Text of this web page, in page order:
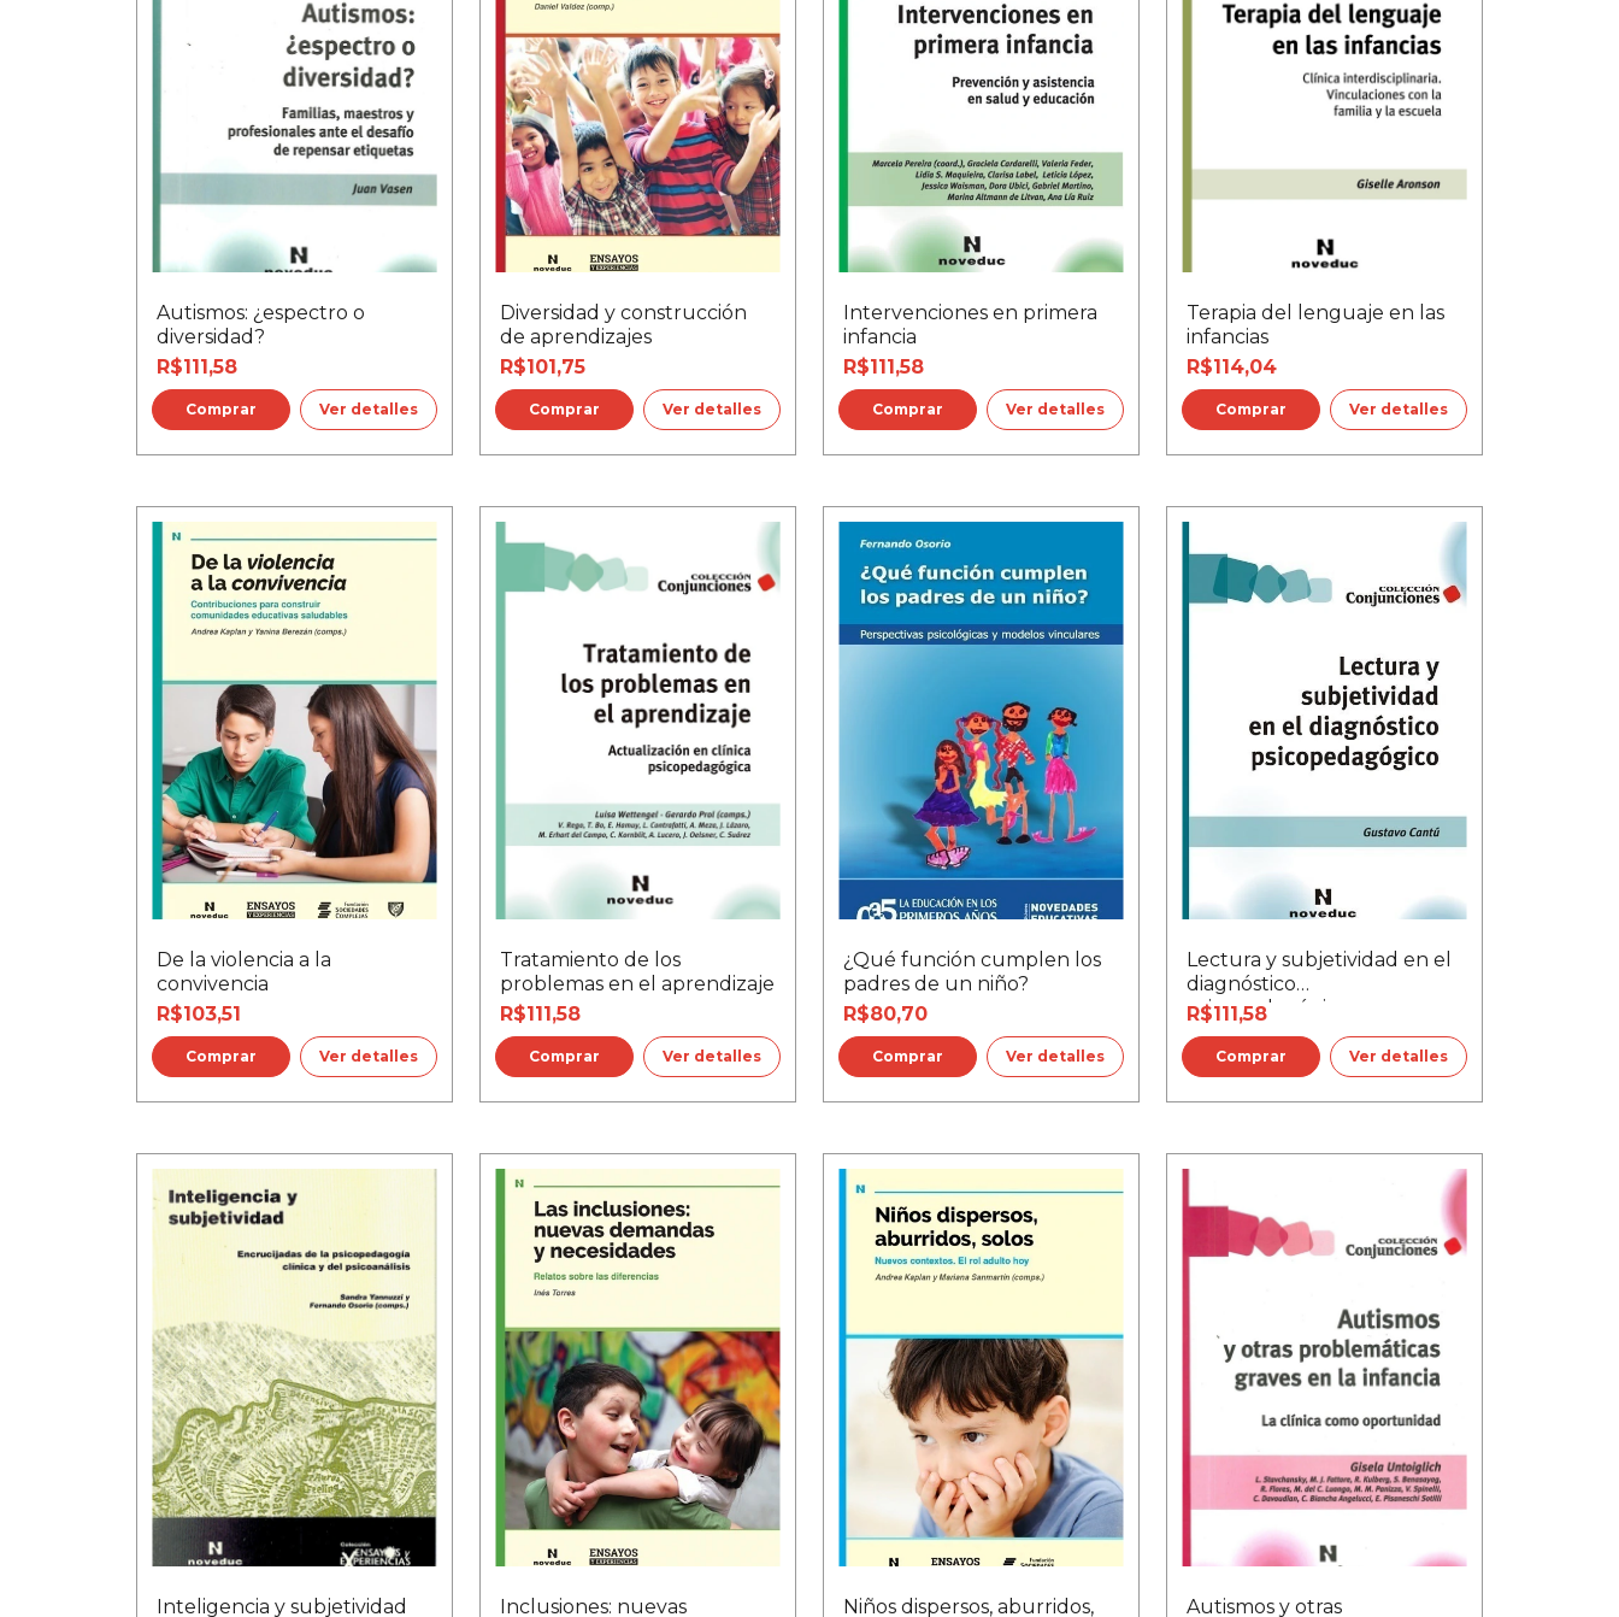
Autismos: ¿espectro o
diversidad?
R$111,58
Ver detalles
Diversidad y construcción
de aprendizajes
R$101,75
Ver detalles
Intervenciones en primera
infancia
R$111,58
Ver detalles
Terapia del lenguaje en las
infancias
R$114,04
Ver detalles
De la violencia a la
convivencia
R$103,51
Ver detalles
Tratamiento de los
problemas en el aprendizaje
R$111,58
Ver detalles
¿Qué función cumplen los
padres de un niño?
R$80,70
Ver detalles
Lectura y subjetividad en el
diagnóstico
psicopedagógico
R$111,58
Ver detalles
Inteligencia y subjetividad Inclusiones: nuevas Niños dispersos, aburridos, Autismos y otras